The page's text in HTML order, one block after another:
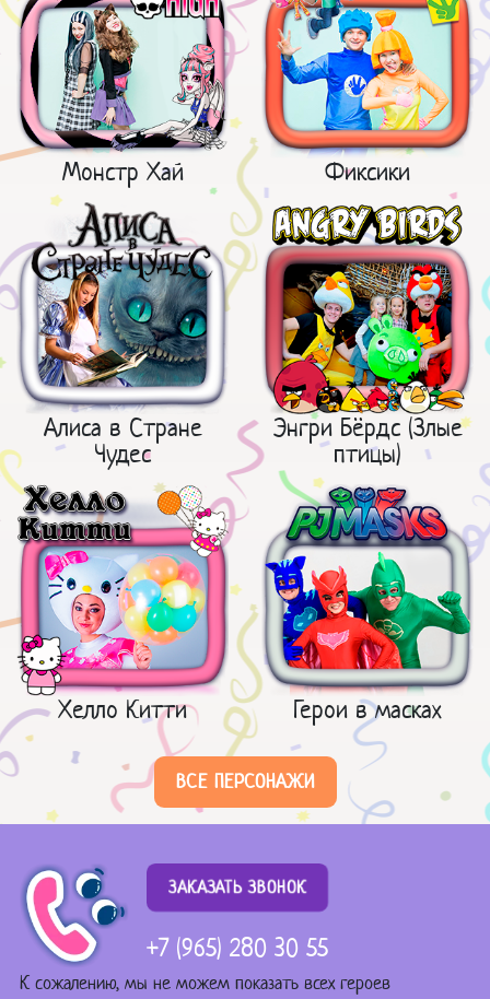
Монстр Хай Фиксики
Алиса в Стране
Чудес
Энгри Бёрдс (Злые
птицы)
Хелло Китти Герои в масках
ВСЕ ПЕРСОНАЖИ
ЗАКАЗАТЬ ЗВОНОК
+7 (965) 280 30 55
К сожалению, мы не можем показать всех героев